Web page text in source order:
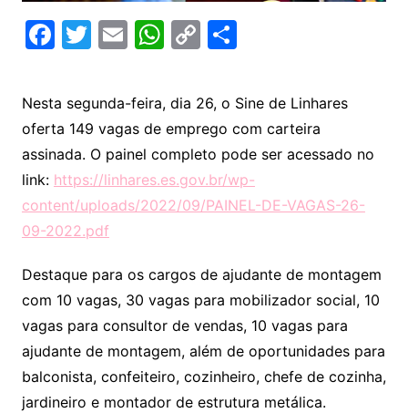
F
c
e
b
o
o
k
T
itt
er
E
ai
l
W
at
s
A
p
p
C
p
y
Li
n
k
C
m
p
ar
til
h
Nesta segunda-feira, dia 26, o Sine de Linhares
oferta 149 vagas de emprego com carteira
assinada. O painel completo pode ser acessado no
link: https://linhares.es.gov.br/wp-
content/uploads/2022/09/PAINEL-DE-VAGAS-26-
09-2022.pdf
Destaque para os cargos de ajudante de montagem
com 10 vagas, 30 vagas para mobilizador social, 10
vagas para consultor de vendas, 10 vagas para
ajudante de montagem, além de oportunidades para
balconista, confeiteiro, cozinheiro, chefe de cozinha,
jardineiro e montador de estrutura metálica.